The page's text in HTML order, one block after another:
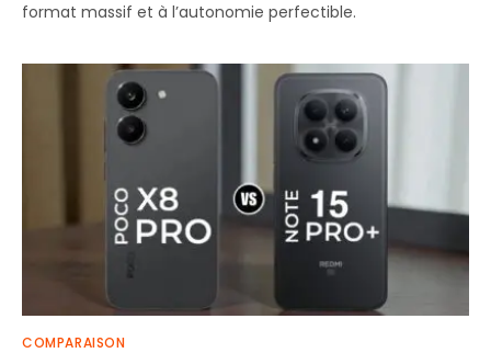
format massif et à l’autonomie perfectible.
COMPARAISON